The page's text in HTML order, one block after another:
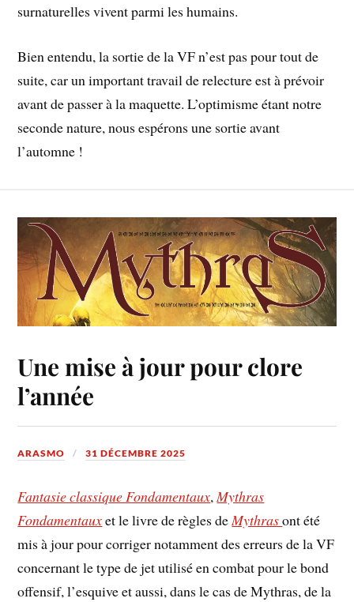
surnaturelles vivent parmi les humains.
Bien entendu, la sortie de la VF n’est pas pour tout de
suite, car un important travail de relecture est à prévoir
avant de passer à la maquette. L’optimisme étant notre
seconde nature, nous espérons une sortie avant
l’automne !
Une mise à jour pour clore
l’année
ARASMO 31 DÉCEMBRE 2025
Fantasie classique Fondamentaux,Mythras
Fondamentauxet le livre de règles deMythrasont été
mis à jour pour corriger notamment des erreurs de la VF
concernant le type de jet utilisé en combat pour le bond
offensif, l’esquive et aussi, dans le cas de Mythras, de la